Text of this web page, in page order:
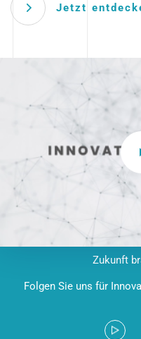
Jetzt
Zukunft
Folgen Sie uns für